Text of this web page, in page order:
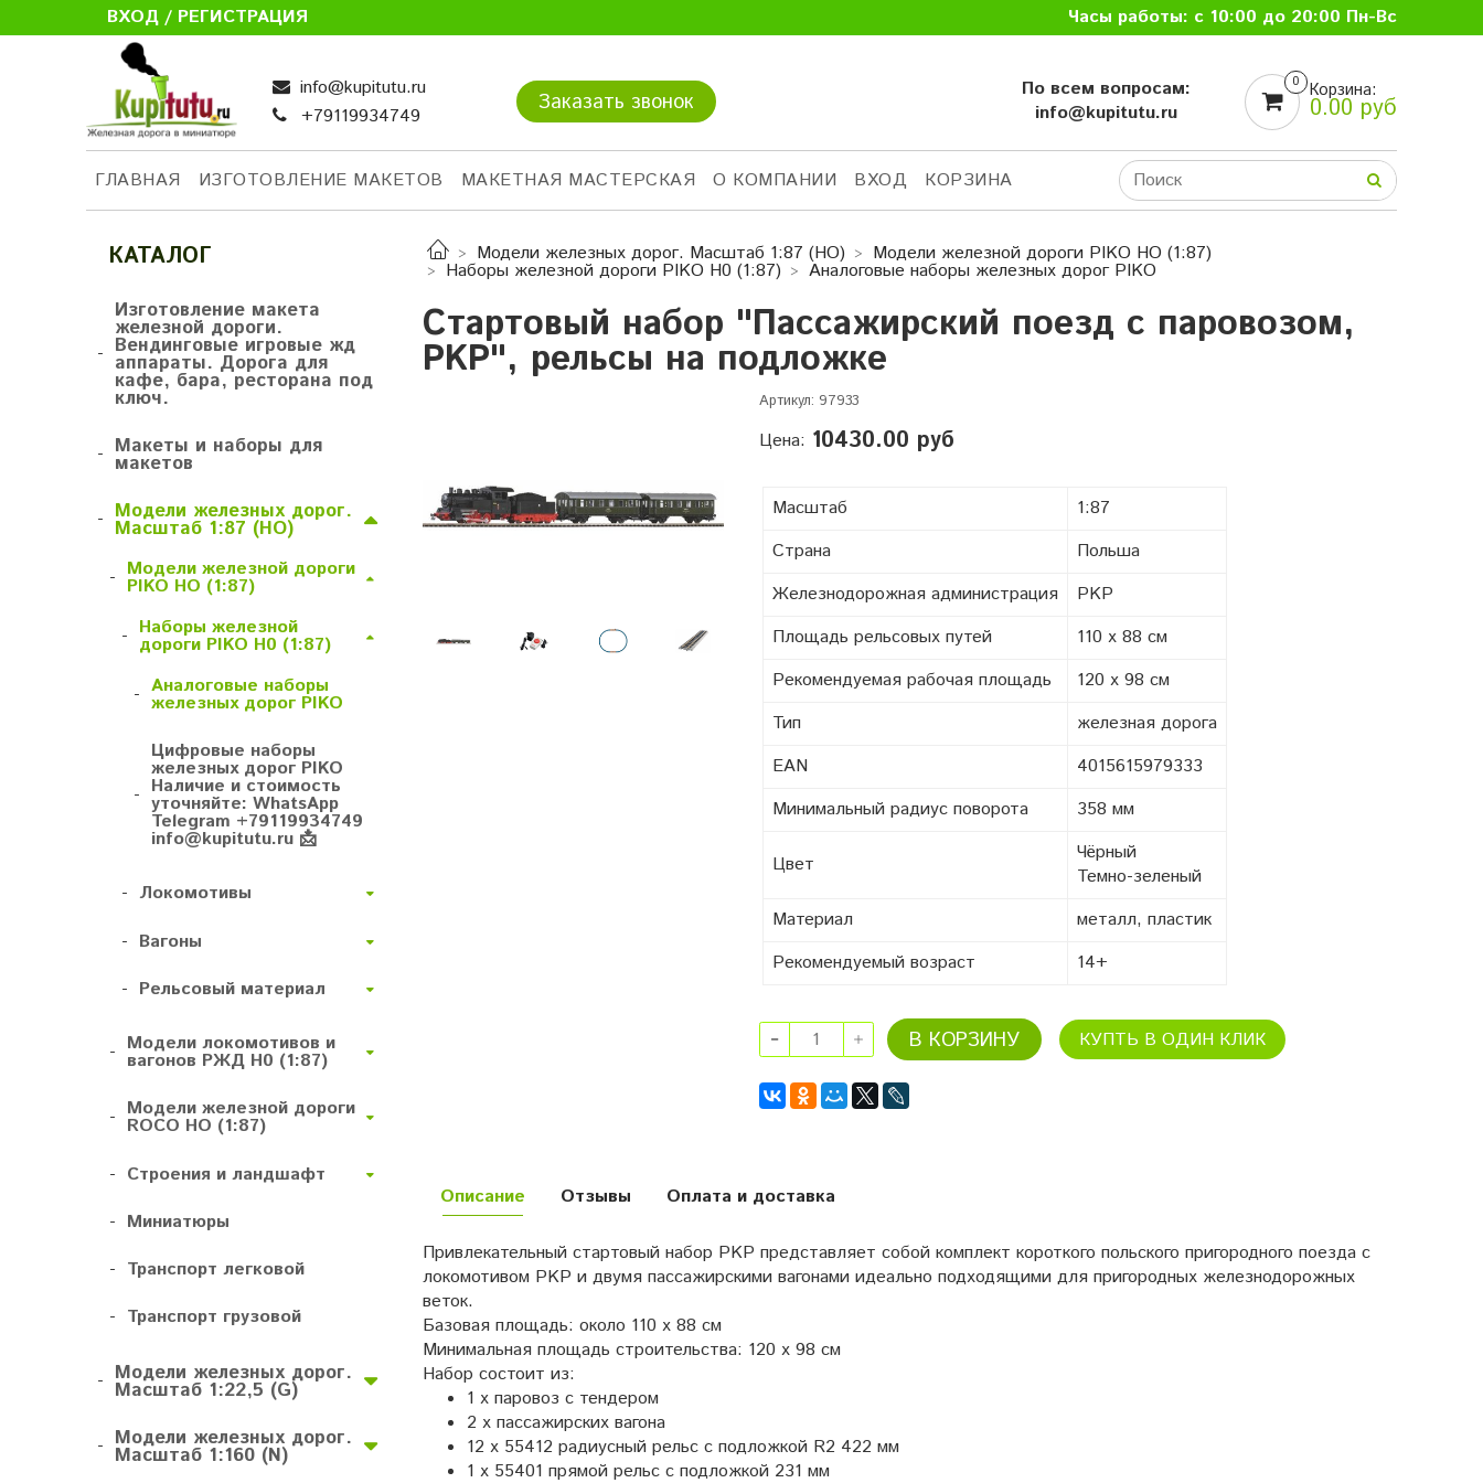
ВХОД / РЕГИСТРАЦИЯ Часы работы: с 10:00 до 20:00 Пн-Вс
info@kupitutu.ru
+79119934749
Заказать звонок
По всем вопросам:
info@kupitutu.ru
0 Корзина:
0.00 руб
ГЛАВНАЯ ИЗГОТОВЛЕНИЕ МАКЕТОВ МАКЕТНАЯ МАСТЕРСКАЯ О КОМПАНИИ ВХОД КОРЗИНА
Модели железных дорог. Масштаб 1:87 (HO) Модели железной дороги PIKO HO (1:87)
Наборы железной дороги PIKO H0 (1:87) Аналоговые наборы железных дорог PIKO
Стартовый набор "Пассажирский поезд с паровозом,
PKP", рельсы на подложке
Артикул: 97933
Цена: 10430.00 руб
Масштаб
1:87
Страна
Польша
Железнодорожная администрация
PKP
Площадь рельсовых путей
110 x 88 см
Pекомендуемая рабочая площадь
120 x 98 см
Тип
железная дорога
EAN
4015615979333
Минимальный радиус поворота
358 мм
Цвет
Чёрный
Темно-зеленый
Материал
металл, пластик
Рекомендуемый возраст
14+
В КОРЗИНУ КУПТЬ В ОДИН КЛИК
Описание
Привлекательный стартовый набор PKP представляет собой комплект короткого польского пригородного поезда с
локомотивом PKP и двумя пассажирскими вагонами идеально подходящими для пригородных железнодорожных
веток.
Базовая площадь: около 110 х 88 см
Минимальная площадь строительства: 120 х 98 см
Набор состоит из:
1 х паровоз с тендером
2 х пассажирских вагона
12 х 55412 радиусный рельс с подложкой R2 422 мм
1 х 55401 прямой рельс с подложкой 231 мм
Отзывы Оплата и доставка
КАТАЛОГ
-
Изготовление макета
железной дороги.
Вендинговые игровые жд
аппараты. Дорога для
кафе, бара, ресторана под
ключ.
- Макеты и наборы для
макетов
- Модели железных дорог.
Масштаб 1:87 (HO)
- Модели железной дороги
PIKO HO (1:87)
- Наборы железной
дороги PIKO H0 (1:87)
- Аналоговые наборы
железных дорог PIKO
-
Цифровые наборы
железных дорог PIKO
Наличие и стоимость
уточняйте: WhatsApp
Telegram +79119934749
info@kupitutu.ru 📩
- Локомотивы
- Вагоны
- Рельсовый материал
- Модели локомотивов и
вагонов РЖД H0 (1:87)
- Модели железной дороги
ROCO HO (1:87)
- Строения и ландшафт
- Миниатюры
- Транспорт легковой
- Транспорт грузовой
- Модели железных дорог.
Масштаб 1:22,5 (G)
- Модели железных дорог.
Масштаб 1:160 (N)